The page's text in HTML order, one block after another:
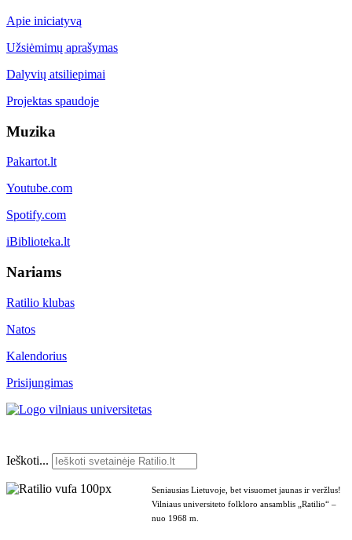
Apie iniciatyvą
Užsiėmimų aprašymas
Dalyvių atsiliepimai
Projektas spaudoje
Muzika
Pakartot.lt
Youtube.com
Spotify.com
iBiblioteka.lt
Nariams
Ratilio klubas
Natos
Kalendorius
Prisijungimas
Ieškoti...
Seniausias Lietuvoje, bet visuomet jaunas ir veržlus!
Vilniaus universiteto folkloro ansamblis „Ratilio“ –
nuo 1968 m.